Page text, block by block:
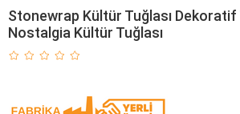
Stonewrap Kültür Tuğlası
Nostalgia Kültür Tuğlası